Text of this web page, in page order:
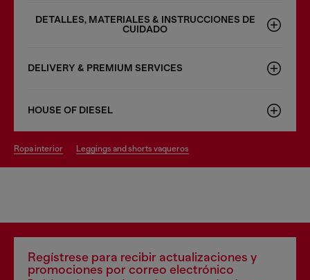
DETALLES, MATERIALES & INSTRUCCIONES DE
CUIDADO
DELIVERY & PREMIUM SERVICES
HOUSE OF DIESEL
ropa interior leggings and shorts vaqueros
Regístrese para recibir actualizaciones y
promociones por correo electrónico